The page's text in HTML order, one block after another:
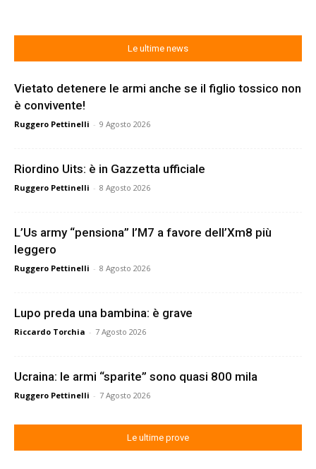
Le ultime news
Vietato detenere le armi anche se il figlio tossico non
è convivente!
Ruggero Pettinelli - 9 Agosto 2026
Riordino Uits: è in Gazzetta ufficiale
Ruggero Pettinelli - 8 Agosto 2026
L’Us army “pensiona” l’M7 a favore dell’Xm8 più
leggero
Ruggero Pettinelli - 8 Agosto 2026
Lupo preda una bambina: è grave
Riccardo Torchia - 7 Agosto 2026
Ucraina: le armi “sparite” sono quasi 800 mila
Ruggero Pettinelli - 7 Agosto 2026
Le ultime prove